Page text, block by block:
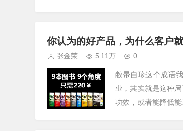
你认为的好产品，为什么客户
张金荣 5.11万 0
敝帚自珍这个成语
业，其实就是这种
功效，或者能降低